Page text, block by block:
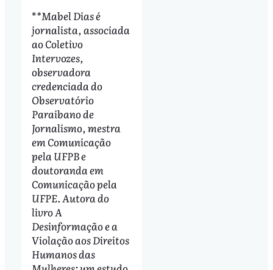
**Mabel Dias é
jornalista, associada
ao Coletivo
Intervozes,
observadora
credenciada do
Observatório
Paraibano de
Jornalismo, mestra
em Comunicação
pela UFPB e
doutoranda em
Comunicação pela
UFPE. Autora do
livro A
Desinformação e a
Violação aos Direitos
Humanos das